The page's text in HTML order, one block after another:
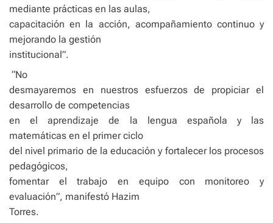
mediante prácticas en las aulas,
capacitación en la acción, acompañamiento continuo y
mejorando la gestión
institucional”.
“No
desmayaremos en nuestros esfuerzos de propiciar el
desarrollo de competencias
en el aprendizaje de la lengua española y las
matemáticas en el primer ciclo
del nivel primario de la educación y fortalecer los procesos
pedagógicos,
fomentar el trabajo en equipo con monitoreo y
evaluación”, manifestó Hazim
Torres.